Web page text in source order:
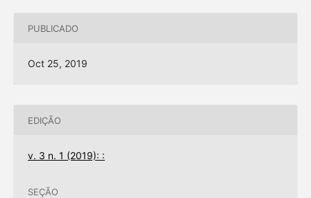
PUBLICADO
Oct 25, 2019
EDIÇÃO
v. 3 n. 1 (2019): :
SEÇÃO